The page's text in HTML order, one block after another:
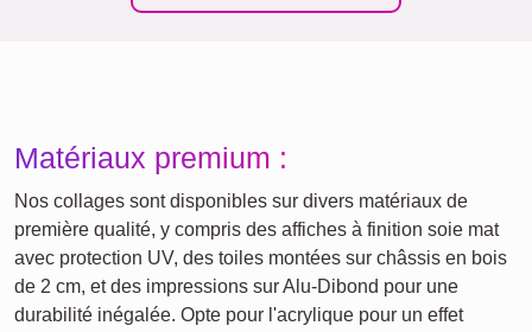
Matériaux premium :
Nos collages sont disponibles sur divers matériaux de
première qualité, y compris des affiches à finition soie mat
avec protection UV, des toiles montées sur châssis en bois
de 2 cm, et des impressions sur Alu-Dibond pour une
durabilité inégalée. Opte pour l'acrylique pour un effet